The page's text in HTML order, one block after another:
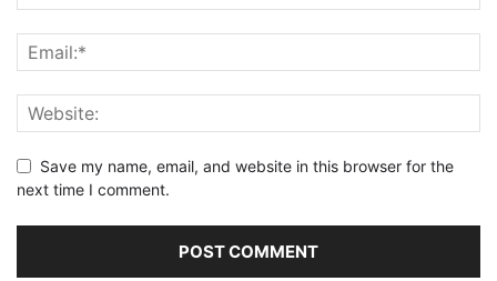
Save my name, email, and website in this browser for the
next time I comment.